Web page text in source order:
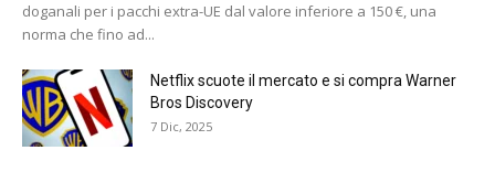
doganali per i pacchi extra-UE dal valore inferiore a 150 €, una
norma che fino ad...
Netflix scuote il mercato e si compra Warner
Bros Discovery
7 Dic, 2025